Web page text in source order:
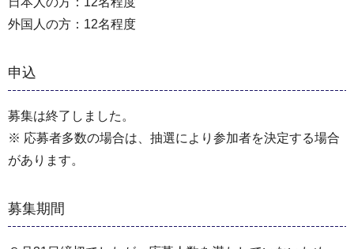
外国人の方：12名程度
申込
募集は終了しました。
※ 応募者多数の場合は、抽選により参加者を決定する場合
があります。
募集期間